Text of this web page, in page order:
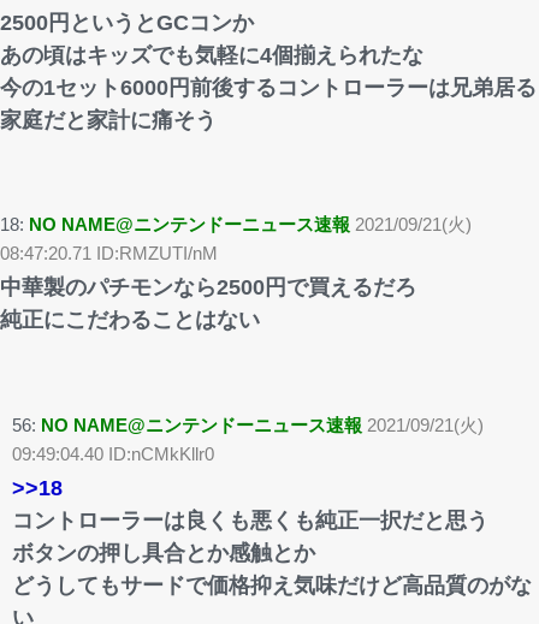
2500円というとGCコンか
あの頃はキッズでも気軽に4個揃えられたな
今の1セット6000円前後するコントローラーは兄弟居る
家庭だと家計に痛そう
18: NO NAME@ニンテンドーニュース速報 2021/09/21(火)
08:47:20.71 ID:RMZUTI/nM
中華製のパチモンなら2500円で買えるだろ
純正にこだわることはない
56: NO NAME@ニンテンドーニュース速報 2021/09/21(火)
09:49:04.40 ID:nCMkKllr0
>>18
コントローラーは良くも悪くも純正一択だと思う
ボタンの押し具合とか感触とか
どうしてもサードで価格抑え気味だけど高品質のがな
い